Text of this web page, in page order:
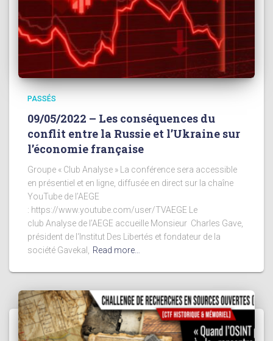
PASSÉS
09/05/2022 – Les conséquences du
conflit entre la Russie et l’Ukraine sur
l’économie française
Groupe « Club Analyse » La conférence sera accessible
en présentiel et en ligne, diffusée en direct sur la chaîne
YouTube de l’AEGE
: https://www.youtube.com/user/TVAEGE Le
club Analyse de l’AEGE accueille Monsieur Charles Gave,
président de l‘Institut Des Libertés et fondateur de la
société Gavekal, Read more…